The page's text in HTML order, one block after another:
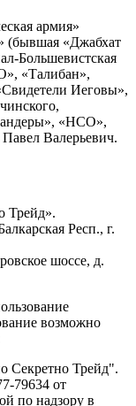
армия»
«Джабхат
Большевистская
«Талибан»,
Иеговы»,
«НСО»,
Валерьевич.
Трейд».
Респ., г.
шоссе, д.
возможно
Секретно Трейд".
79634 от
по надзору в